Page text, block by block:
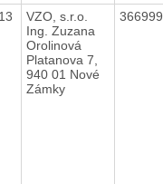
VZO, s.r.o.
Ing. Zuzana
Orolinová
Platanova 7,
940 01 Nové
Zámky